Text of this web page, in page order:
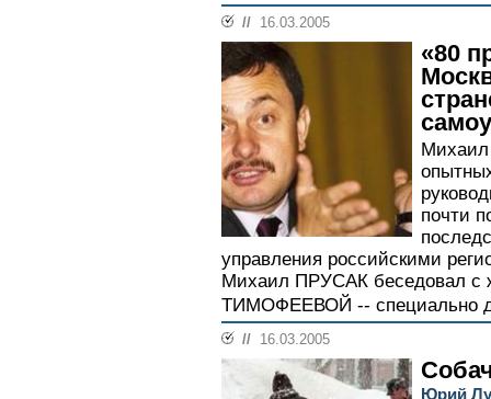
// 16.03.2005
«80
Михаил
почти
управления российскими
Михаил ПРУСАК беседовал с
ТИМОФЕЕВОЙ -- специально
// 16.03.2005
Юрий